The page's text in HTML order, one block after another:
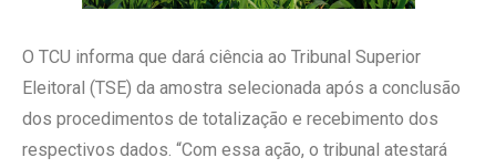
O TCU informa que dará ciência ao Tribunal Superior
Eleitoral (TSE) da amostra selecionada após a conclusão
dos procedimentos de totalização e recebimento dos
respectivos dados. “Com essa ação, o tribunal atestará